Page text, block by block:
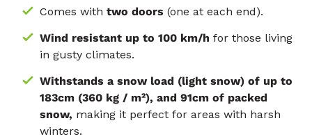
Comes with two doors (one at each end).
Wind resistant up to 100 km/h for those living
in gusty climates.
Withstands a snow load (light snow) of up to
183cm (360 kg / m²), and 91cm of packed
snow, making it perfect for areas with harsh
winters.